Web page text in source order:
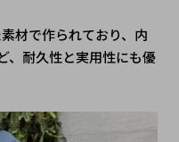
材で作られており、内
、耐久性と実用性にも優